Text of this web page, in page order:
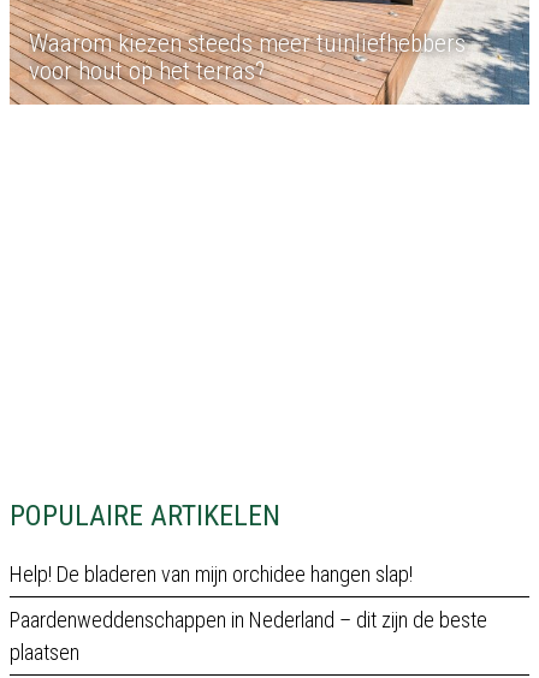
POPULAIRE ARTIKELEN
Help! De bladeren van mijn orchidee hangen slap!
Paardenweddenschappen in Nederland – dit zijn de beste
plaatsen
Waarom kiezen steeds meer tuinliefhebbers
voor hout op het terras?